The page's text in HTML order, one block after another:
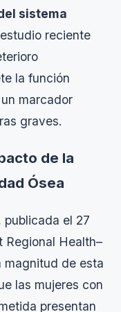
sistema
reciente
la función
marcador
graves.
de la
Ósea
el 27
Regional Health–
magnitud de esta
las mujeres con
presentan